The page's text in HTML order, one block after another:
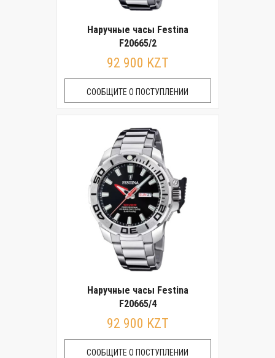
Наручные часы Festina
F20665/2
92 900 KZT
СООБЩИТЕ О ПОСТУПЛЕНИИ
Наручные часы Festina
F20665/4
92 900 KZT
СООБЩИТЕ О ПОСТУПЛЕНИИ